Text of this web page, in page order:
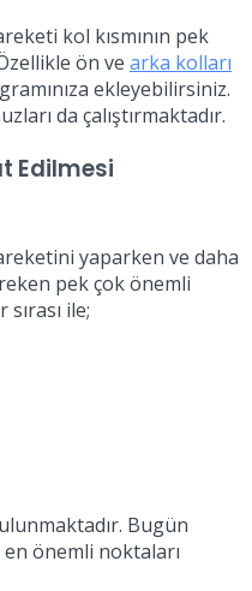
kol kısmının pek
ön ve arka kolları
ekleyebilirsiniz.
da çalıştırmaktadır.
Edilmesi
yaparken ve daha
pek çok önemli
ile;
Bugün
önemli noktaları